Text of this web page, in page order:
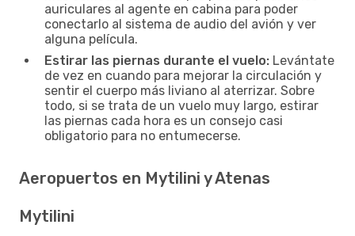
auriculares al agente en cabina para poder
conectarlo al sistema de audio del avión y ver
alguna película.
Estirar las piernas durante el vuelo: Levántate
de vez en cuando para mejorar la circulación y
sentir el cuerpo más liviano al aterrizar. Sobre
todo, si se trata de un vuelo muy largo, estirar
las piernas cada hora es un consejo casi
obligatorio para no entumecerse.
Aeropuertos en Mytilini y Atenas
Mytilini